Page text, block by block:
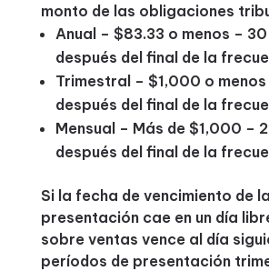
monto de las obligaciones
Anual – $83.33 o menos –
después del final de la
Trimestral – $1,000 o
después del final de la
Mensual – Más de $1,000 –
después del final de la
Si la fecha de vencimiento de la
presentación cae en un día
sobre ventas vence al día
períodos de presentación